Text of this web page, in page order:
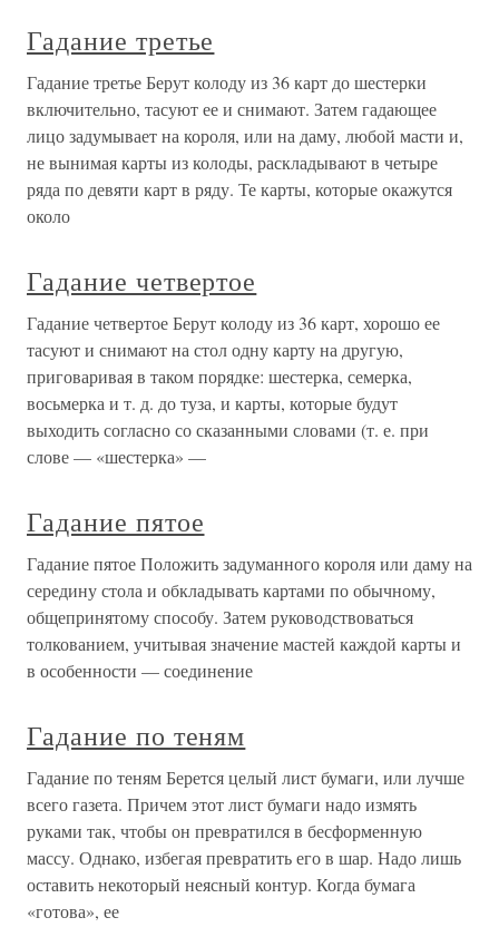
Гадание третье
Гадание третье Берут колоду из 36 карт до шестерки
включительно, тасуют ее и снимают. Затем гадающее
лицо задумывает на короля, или на даму, любой масти и,
не вынимая карты из колоды, раскладывают в четыре
ряда по девяти карт в ряду. Те карты, которые окажутся
около
Гадание четвертое
Гадание четвертое Берут колоду из 36 карт, хорошо ее
тасуют и снимают на стол одну карту на другую,
приговаривая в таком порядке: шестерка, семерка,
восьмерка и т. д. до туза, и карты, которые будут
выходить согласно со сказанными словами (т. е. при
слове — «шестерка» —
Гадание пятое
Гадание пятое Положить задуманного короля или даму на
середину стола и обкладывать картами по обычному,
общепринятому способу. Затем руководствоваться
толкованием, учитывая значение мастей каждой карты и
в особенности — соединение
Гадание по теням
Гадание по теням Берется целый лист бумаги, или лучше
всего газета. Причем этот лист бумаги надо измять
руками так, чтобы он превратился в бесформенную
массу. Однако, избегая превратить его в шар. Надо лишь
оставить некоторый неясный контур. Когда бумага
«готова», ее